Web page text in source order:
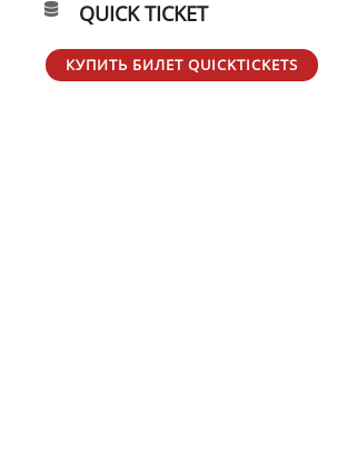
QUICK TICKET
КУПИТЬ БИЛЕТ QUICKTICKETS